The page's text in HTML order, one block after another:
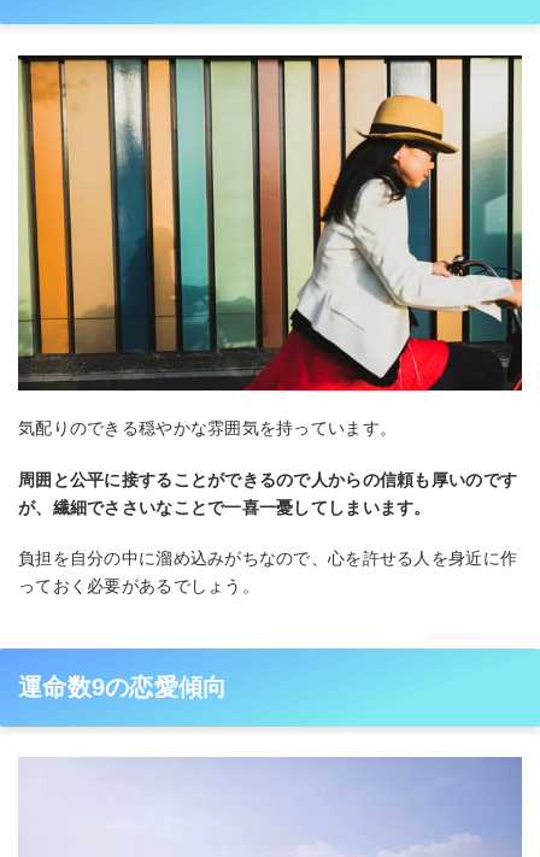
気配りのできる穏やかな雰囲気を持っています。
周囲と公平に接することができるので人からの信頼も厚いのです
が、繊細でささいなことで一喜一憂してしまいます。
負担を自分の中に溜め込みがちなので、心を許せる人を身近に作
っておく必要があるでしょう。
運命数9の恋愛傾向